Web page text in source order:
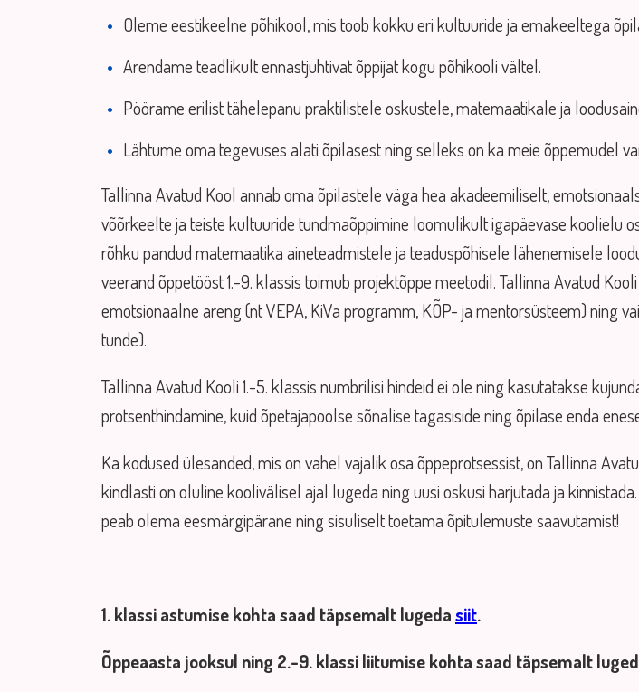
Oleme eestikeelne põhikool, mis toob kokku eri kultuuride ja emakeeltega
Arendame teadlikult ennastjuhtivat õppijat kogu põhikooli vältel.
Pöörame erilist tähelepanu praktilistele oskustele, matemaatikale ja
Lähtume oma tegevuses alati õpilasest ning selleks on ka meie õppemudel
Tallinna Avatud Kool annab oma õpilastele väga hea akadeemiliselt,
võõrkeelte ja teiste kultuuride tundmaõppimine loomulikult igapäevase koolielu
rõhku pandud matemaatika aineteadmistele ja teaduspõhisele lähenemisele
veerand õppetööst 1.-9. klassis toimub projektõppe meetodil. Tallinna Avatud
emotsionaalne areng (nt VEPA, KiVa programm, KÕP- ja mentorsüsteem) ning
tunde).
Tallinna Avatud Kooli 1.-5. klassis numbrilisi hindeid ei ole ning kasutatakse
protsenthindamine, kuid õpetajapoolse sõnalise tagasiside ning õpilase enda
Ka kodused ülesanded, mis on vahel vajalik osa õppeprotsessist, on Tallinna
kindlasti on oluline koolivälisel ajal lugeda ning uusi oskusi harjutada ja
peab olema eesmärgipärane ning sisuliselt toetama õpitulemuste saavutamist!
1. klassi astumise kohta saad täpsemalt lugedasiit.
Õppeaasta jooksul ning 2.-9. klassi liitumise kohta saad täpsemalt